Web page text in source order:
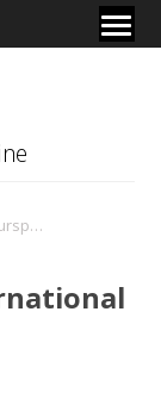
Concours de bourses de surspécialisation à l’international 2025-2026